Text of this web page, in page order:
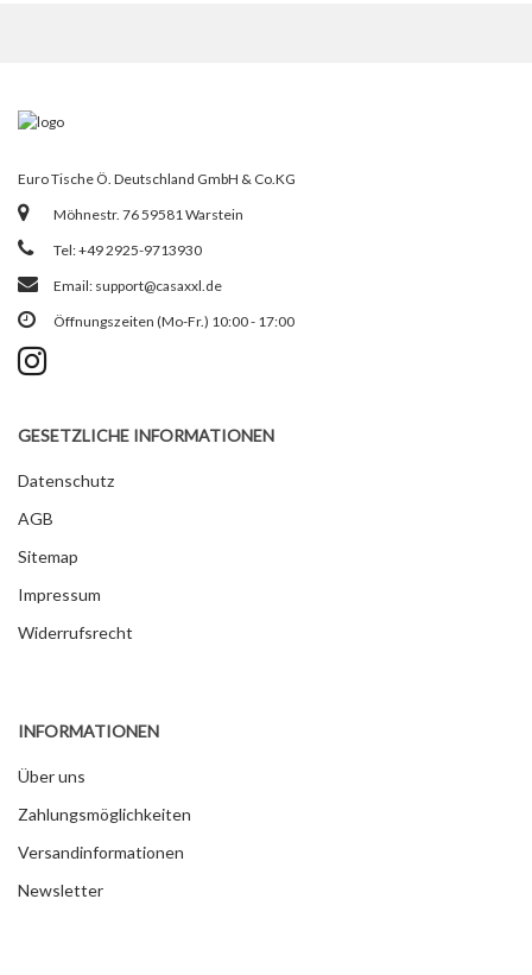
Euro Tische Ö. Deutschland GmbH & Co.KG
Möhnestr. 76 59581 Warstein
Tel: +49 2925-9713930
Email: support@casaxxl.de
Öffnungszeiten (Mo-Fr.) 10:00 - 17:00
GESETZLICHE INFORMATIONEN
Datenschutz
AGB
Sitemap
Impressum
Widerrufsrecht
INFORMATIONEN
Über uns
Zahlungsmöglichkeiten
Versandinformationen
Newsletter